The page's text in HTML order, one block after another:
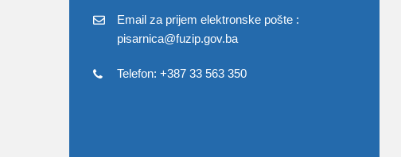
Email za prijem elektronske pošte :
pisarnica@fuzip.gov.ba
Telefon: +387 33 563 350